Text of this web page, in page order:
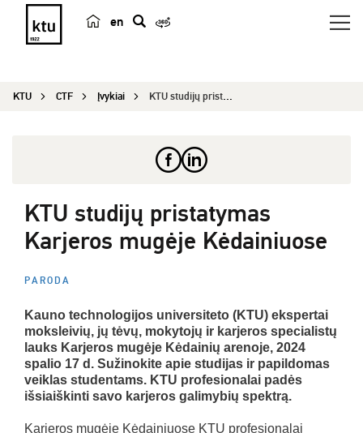
en
e
KTU CTF Įvykiai KTU studijų pristatymas Karjeros mugėje Kėdainiu...
KTU studijų pristatymas
Karjeros mugėje Kėdainiuose
PARODA
Kauno technologijos universiteto (KTU) ekspertai
moksleivių, jų tėvų, mokytojų ir karjeros specialistų
lauks Karjeros mugėje Kėdainių arenoje, 2024
spalio 17 d. Sužinokite apie studijas ir papildomas
veiklas studentams. KTU profesionalai padės
išsiaiškinti savo karjeros galimybių spektrą.
Karjeros mugėje Kėdainiuose KTU profesionalai